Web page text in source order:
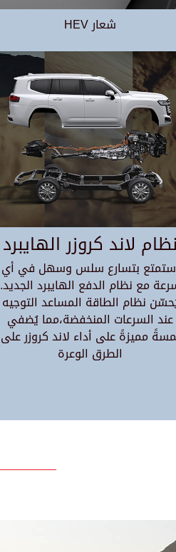
شعار HEV
نظام لاند كروزر الهايبرد
بتسارع سلس وسهل في أي
مع نظام الدفع الهايبرد الجديد.
نظام الطاقة المساعد التوجيه
عند السرعات المنخفضة،مما يُضفي
مميزةً على أداء لاند كروزر على
الطرق الوعرة